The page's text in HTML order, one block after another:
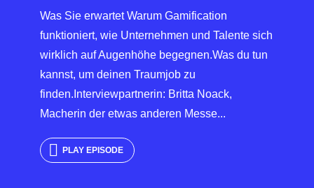
Was Sie erwartet Warum Gamification
funktioniert, wie Unternehmen und Talente sich
wirklich auf Augenhöhe begegnen.Was du tun
kannst, um deinen Traumjob zu
finden.Interviewpartnerin: Britta Noack,
Macherin der etwas anderen Messe...
PLAY EPISODE